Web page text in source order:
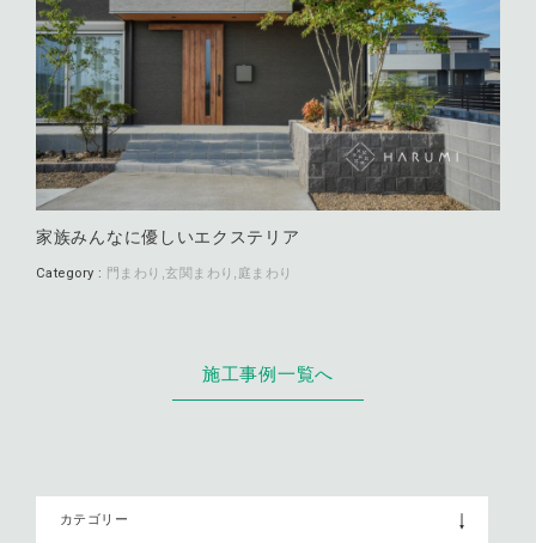
家族みんなに優しいエクステリア
Category : 門まわり 玄関まわり 庭まわり
施工事例一覧へ
カテゴリー